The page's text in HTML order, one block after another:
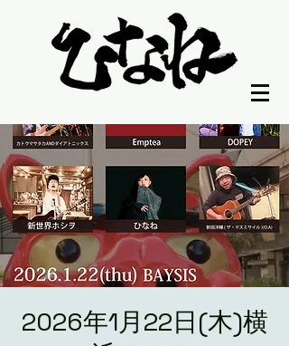
2026年1月22日(木)横